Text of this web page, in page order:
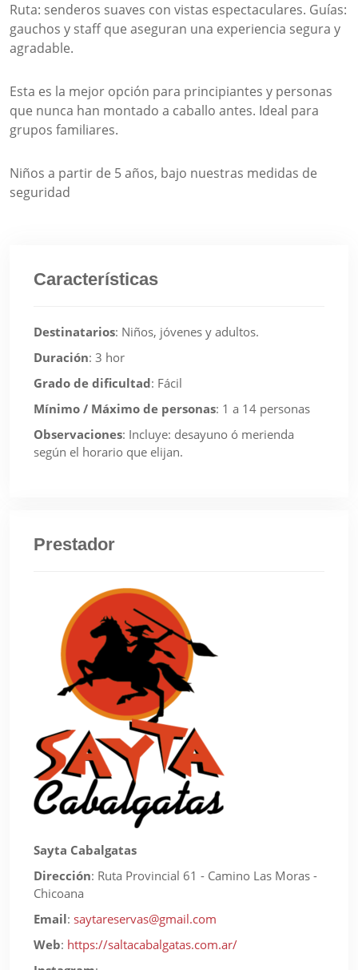
Ruta: senderos suaves con vistas espectaculares. Guías:
gauchos y staff que aseguran una experiencia segura y
agradable.
Esta es la mejor opción para principiantes y personas
que nunca han montado a caballo antes. Ideal para
grupos familiares.
Niños a partir de 5 años, bajo nuestras medidas de
seguridad
Características
Destinatarios: Niños, jóvenes y adultos.
Duración: 3 hor
Grado de dificultad: Fácil
Mínimo / Máximo de personas: 1 a 14 personas
Observaciones: Incluye: desayuno ó merienda
según el horario que elijan.
Prestador
Sayta Cabalgatas
Dirección: Ruta Provincial 61 - Camino Las Moras -
Chicoana
Email: saytareservas@gmail.com
Web: https://saltacabalgatas.com.ar/